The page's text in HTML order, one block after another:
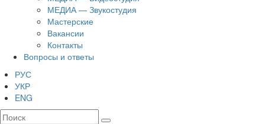
МЕДИА — Звукостудия
Мастерские
Вакансии
Контакты
Вопросы и ответы
РУС
УКР
ENG